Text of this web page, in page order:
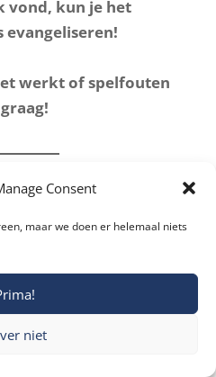
Consent
maar we doen er helemaal niets
niet
vond, kun je het
evangeliseren!
werkt of spelfouten
echte nederigheid?
waarom nederigheid
is, maar een kracht
en je dichter bij God